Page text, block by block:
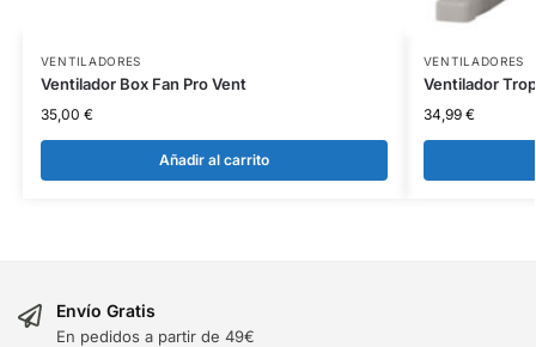
VENTILADORES
Ventilador Box Fan Pro Vent
35,00 €
Añadir al carrito
VENTILADORES
Ventilador
34,99 €
Envío Gratis
En pedidos a partir de 49€